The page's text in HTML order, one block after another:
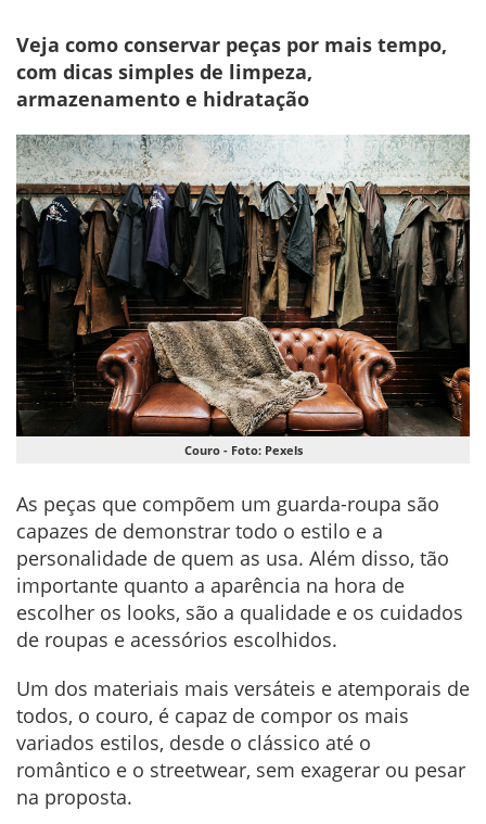
Veja como conservar peças por mais tempo,
com dicas simples de limpeza,
armazenamento e hidratação
Couro - Foto: Pexels
As peças que compõem um guarda-roupa são
capazes de demonstrar todo o estilo e a
personalidade de quem as usa. Além disso, tão
importante quanto a aparência na hora de
escolher os looks, são a qualidade e os cuidados
de roupas e acessórios escolhidos.
Um dos materiais mais versáteis e atemporais de
todos, o couro, é capaz de compor os mais
variados estilos, desde o clássico até o
romântico e o streetwear, sem exagerar ou pesar
na proposta.